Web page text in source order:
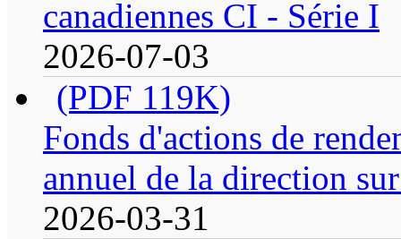
canadiennes CI - Série I
2026-07-03
(PDF 119K)
Fonds d'actions de
annuel de la direction
2026-03-31